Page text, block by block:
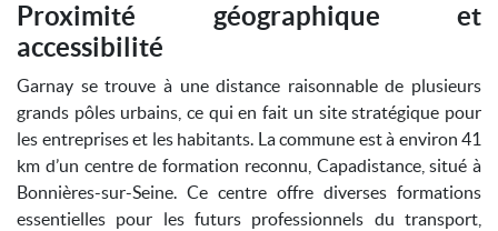
Proximité géographique et
accessibilité
Garnay se trouve à une distance raisonnable de plusieurs
grands pôles urbains, ce qui en fait un site stratégique pour
les entreprises et les habitants. La commune est à environ 41
km d’un centre de formation reconnu, Capadistance, situé à
Bonnières-sur-Seine. Ce centre offre diverses formations
essentielles pour les futurs professionnels du transport,